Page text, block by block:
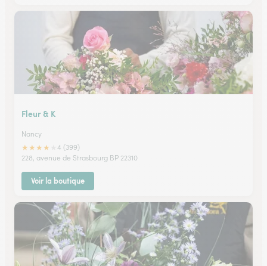
Fleur & K
Nancy
★★★★
4 (399)
228, avenue de Strasbourg BP 22310
Voir la boutique